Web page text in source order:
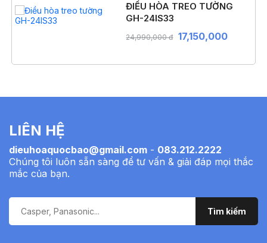
ĐIỀU HÒA TREO TƯỜNG
GH-24IS33
24,990,000 đ 17,150,000
LIÊN HỆ
dieuhoaquocbao@gmail.com - 083.212.2222
Chúng tôi luôn sẵn sàng để tư vấn & giải đáp mọi thắc
mắc của bạn.